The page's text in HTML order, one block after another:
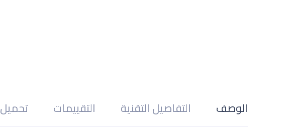
الوصف التفاصيل التقنية التقييمات تحميل